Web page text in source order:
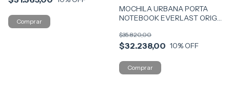
MOCHILA URBANA PORTA
NOTEBOOK EVERLAST ORIG
$32.238,00
$35.820,00
10% OFF